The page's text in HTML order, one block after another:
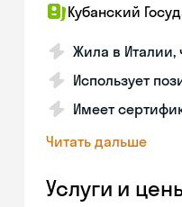
Кубанский
Жила в Италии,
Использует
Имеет
Читать дальше
Услуги и